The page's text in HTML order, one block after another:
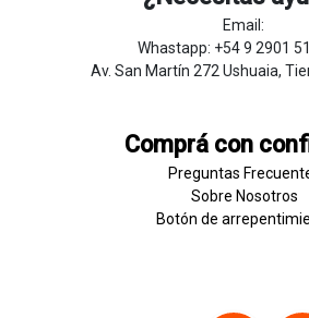
Email:
Whastapp: +54 9 2901
Av. San Martín 272 Ushuaia,
Comprá con
Preguntas
Sobre Nosotros
Botón de ​arrepentim